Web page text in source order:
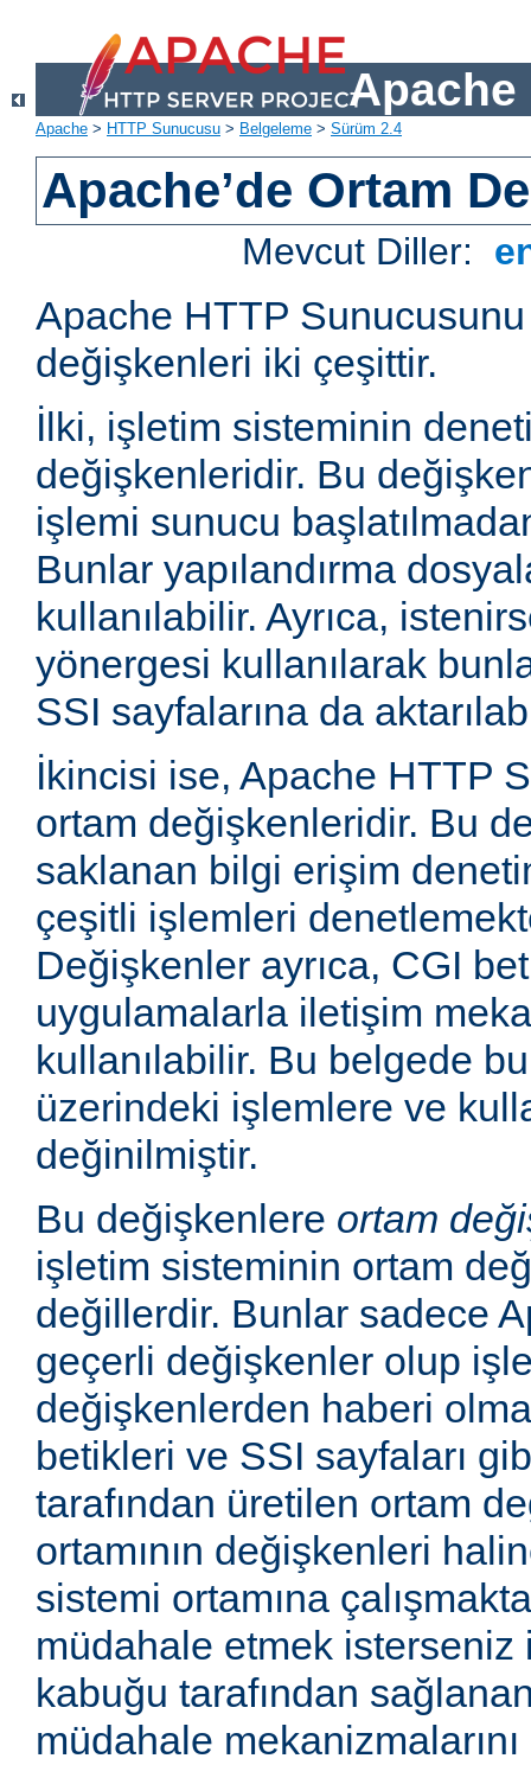
Apache
Apache > HTTP Sunucusu > Belgeleme > Sürüm 2.4
Apache’de Ortam
Mevcut Diller:
Apache HTTP
değişkenleri iki çeşittir.
İlki, işletim sisteminin
değişkenleridir. Bu
işlemi sunucu
Bunlar yapılandırma
kullanılabilir. Ayrıca,
yönergesi kullanılarak
SSI sayfalarına da
İkincisi ise, Apache HTTP
ortam değişkenleridir. Bu
saklanan bilgi erişim
çeşitli işlemleri
Değişkenler ayrıca, CGI
uygulamalarla iletişim
kullanılabilir. Bu belgede
üzerindeki işlemlere ve
değinilmiştir.
Bu değişkenlere ortam
işletim sisteminin ortam
değillerdir. Bunlar sadece
geçerli değişkenler olup
değişkenlerden haberi
betikleri ve SSI sayfaları
tarafından üretilen ortam
ortamının değişkenleri
sistemi ortamına
müdahale etmek
kabuğu tarafından
müdahale mekanizmalarını